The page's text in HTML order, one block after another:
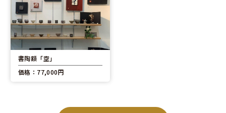
書陶額「空」
価格：77,000円